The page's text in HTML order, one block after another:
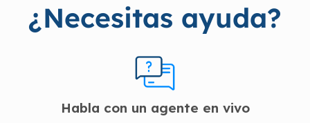
¿Necesitas ayuda?
Habla con un agente en vivo